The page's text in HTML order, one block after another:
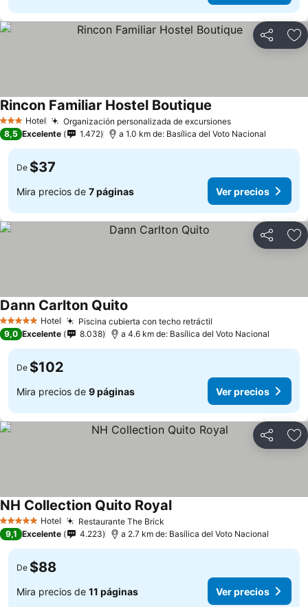
Compartir
3 Estrellas
Hotel Organización personalizada de excursionesVer precios
Rincon Familiar Hostel Boutique
8,5 Excelente 1.472 a 1.0 km de: Basílica del Voto Nacional
De $37
Mira precios de 7 páginas Ver precios
Compartir
5 Estrellas Hotel Piscina cubierta con techo retráctil
Dann Carlton Quito
9,0 Excelente 8.038 a 4.6 km de: Basílica del Voto Nacional
De $102
Mira precios de 9 páginas Ver precios
Compartir
5 Estrellas Hotel Restaurante The Brick
NH Collection Quito RoyalVer precios
9,1 Excelente 4.223 a 2.7 km de: Basílica del Voto Nacional
De $88
Mira precios de 11 páginas Ver precios